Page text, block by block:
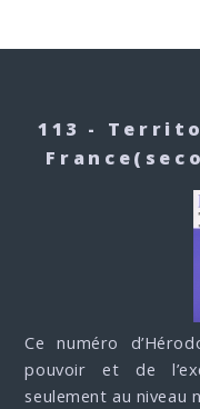
113 -
France
Ce numéro
pouvoir et de
seulement au niveau